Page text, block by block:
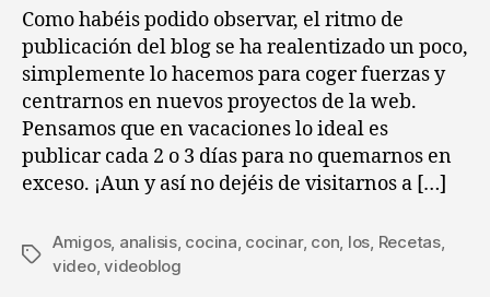
entrada
entrada
de
Como habéis podido observar, el ritmo de
publicación del blog se ha realentizado un poco,
simplemente lo hacemos para coger fuerzas y
centrarnos en nuevos proyectos de la web.
Pensamos que en vacaciones lo ideal es
publicar cada 2 o 3 días para no quemarnos en
exceso. ¡Aun y así no dejéis de visitarnos a […]
Etiquetas
Amigos, analisis, cocina cocinar, con los Recetas,
video,videoblog